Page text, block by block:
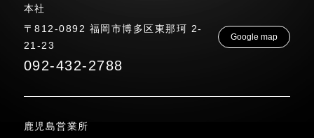
本社
〒812-0892 福岡市博多区東那珂 2-
21-23
Google map
092-432-2788
鹿児島営業所